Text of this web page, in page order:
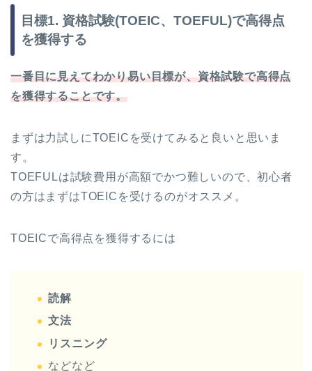
目標1. 資格試験(TOEIC、TOEFUL)で高得点
を獲得する
一番目に見えてわかり易い目標が、資格試験で高得点
を獲得することです。
まずは力試しにTOEICを受けてみると良いと思いま
す。
TOEFULは試験費用が高額でかつ難しいので、初心者
の方はまずはTOEICを受けるのがオススメ。
TOEICで高得点を獲得するには
読解
文法
リスニング
などなど